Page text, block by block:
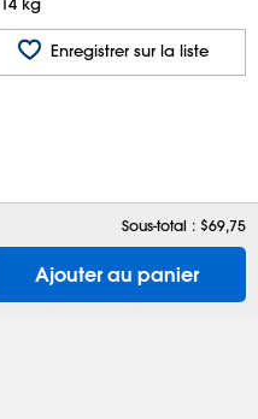
Enregistrer sur la liste
Sous-total : $69,75
Ajouter au panier